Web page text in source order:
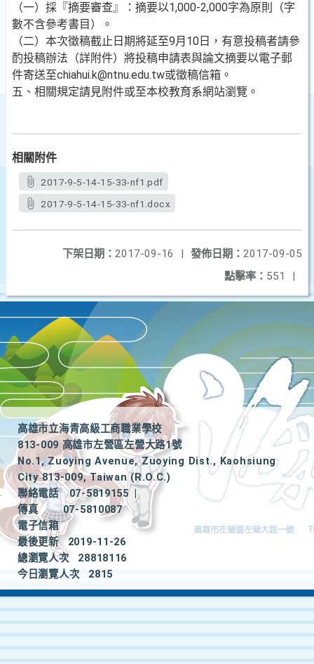
（一）採『摘要審查』：摘要以1,000-2,000字為原則（字
數不含參考書目）。
（二）本次徵稿截止日期將延至9月10日，有意投稿者請參
酌投稿辦法（詳附件）將投稿申請表與論文摘要以電子郵
件寄送至chiahui.k@ntnu.edu.tw或徵稿信箱。
五、相關規定請見附件或至本校教育系網站瀏覽。
相關附件
2017-9-5-14-15-33-nf1.pdf
2017-9-5-14-15-33-nf1.docx
發佈日期： 2017-09-05
下架日期： 2017-09-16
|
點擊率： 551 |
高雄市立海青高級工商職業學校
813-009 高雄市左營區左營大路1號
No.1, Zuoying Avenue, Zuoying Dist., Kaohsiung
City 813-009, Taiwan (R.O.C.)
聯絡電話
07-5819155
|
傳真
07-5810087
電子信箱
最後更新
2019-11-26
總瀏覽人次
28818116
今日瀏覽人次
2815